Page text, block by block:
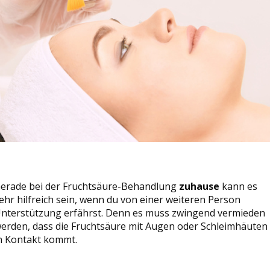
bei der Fruchtsäure-Behandlung zuhause kann es
hilfreich sein, wenn du von einer weiteren Person
erfährst. Denn es muss zwingend vermieden
dass die Fruchtsäure mit Augen oder Schleimhäuten
Kontakt kommt.